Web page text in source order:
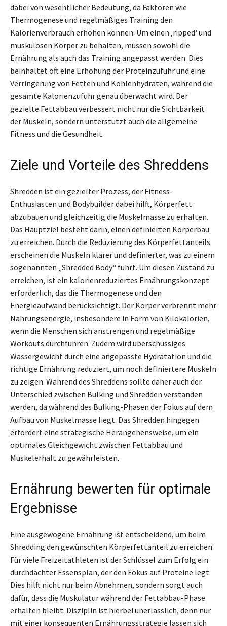
dabei von wesentlicher Bedeutung, da Faktoren wie
Thermogenese und regelmäßiges Training den
Kalorienverbrauch erhöhen können. Um einen ‚ripped‘ und
muskulösen Körper zu behalten, müssen sowohl die
Ernährung als auch das Training angepasst werden. Dies
beinhaltet oft eine Erhöhung der Proteinzufuhr und eine
Verringerung von Fetten und Kohlenhydraten, während die
gesamte Kalorienzufuhr genau überwacht wird. Der
gezielte Fettabbau verbessert nicht nur die Sichtbarkeit
der Muskeln, sondern unterstützt auch die allgemeine
Fitness und die Gesundheit.
Ziele und Vorteile des Shreddens
Shredden ist ein gezielter Prozess, der Fitness-
Enthusiasten und Bodybuilder dabei hilft, Körperfett
abzubauen und gleichzeitig die Muskelmasse zu erhalten.
Das Hauptziel besteht darin, einen definierten Körperbau
zu erreichen. Durch die Reduzierung des Körperfettanteils
erscheinen die Muskeln klarer und definierter, was zu einem
sogenannten „Shredded Body“ führt. Um diesen Zustand zu
erreichen, ist ein kalorienreduziertes Ernährungskonzept
erforderlich, das die Thermogenese und den
Energieaufwand berücksichtigt. Der Körper verbrennt mehr
Nahrungsenergie, insbesondere in Form von Kilokalorien,
wenn die Menschen sich anstrengen und regelmäßige
Workouts durchführen. Zudem wird überschüssiges
Wassergewicht durch eine angepasste Hydratation und die
richtige Ernährung reduziert, um noch definiertere Muskeln
zu zeigen. Während des Shreddens sollte daher auch der
Unterschied zwischen Bulking und Shredden verstanden
werden, da während des Bulking-Phasen der Fokus auf dem
Aufbau von Muskelmasse liegt. Das Shredden hingegen
erfordert eine strategische Herangehensweise, um ein
optimales Gleichgewicht zwischen Fettabbau und
Muskelerhalt zu gewährleisten.
Ernährung bewerten für optimale
Ergebnisse
Eine ausgewogene Ernährung ist entscheidend, um beim
Shredding den gewünschten Körperfettanteil zu erreichen.
Für viele Freizeitathleten ist der Schlüssel zum Erfolg ein
durchdachter Essensplan, der den Fokus auf Proteine legt.
Dies hilft nicht nur beim Abnehmen, sondern sorgt auch
dafür, dass die Muskulatur während der Fettabbau-Phase
erhalten bleibt. Disziplin ist hierbei unerlässlich, denn nur
mit einer konsequenten Ernährungsstrategie lassen sich